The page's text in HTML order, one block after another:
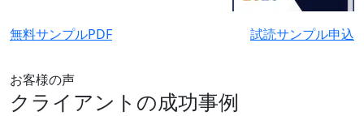
無料サンプルPDF 試読サンプル申込
お客様の声
クライアントの成功事例